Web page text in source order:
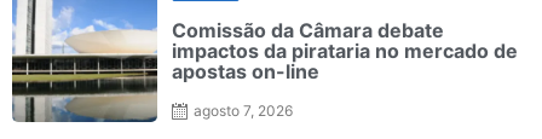
Comissão da Câmara debate
impactos da pirataria no mercado de
apostas on-line
agosto 7, 2026